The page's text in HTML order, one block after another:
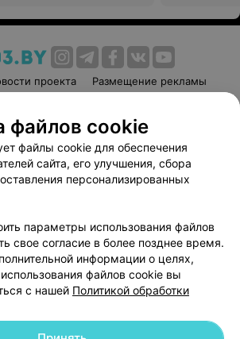
проекта
Размещение рекламы
соглашение
Способы оплаты
Вакансии
Партнеры
руководителю 103.by
персональных данных
файлов cookie
файлы cookie для обеспечения
сайта, его улучшения, сбора
персонализированных
параметры использования файлов
свое согласие в более позднее время.
информации о целях,
файлов cookie вы
с нашей Политикой обработки